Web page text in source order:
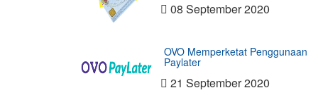
08 September 2020
OVO Memperketat Penggunaan
Paylater
21 September 2020